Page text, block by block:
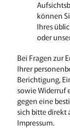
können
Ihres
oder
Bei Fragen zur
Ihrer
Berichtigung,
sowie Widerruf
gegen eine
sich bitte direkt
Impressum.